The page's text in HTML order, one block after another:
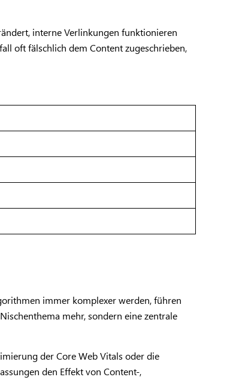
interne Verlinkungen funktionieren
oft fälschlich dem Content zugeschrieben,
immer komplexer werden, führen
mehr, sondern eine zentrale
der Core Web Vitals oder die
den Effekt von Content-,